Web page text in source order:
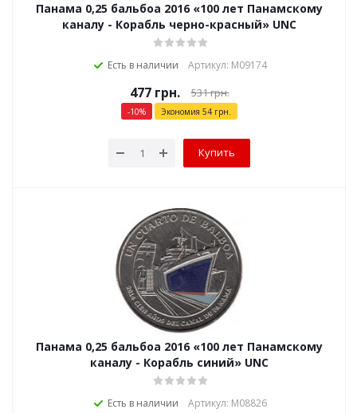
Панама 0,25 бальбоа 2016 «100 лет Панамскому
каналу - Корабль черно-красный» UNC
Есть в наличии Артикул: М09174
477грн. 531грн.
-10% Экономия 54 грн.
Купить
Панама 0,25 бальбоа 2016 «100 лет Панамскому
каналу - Корабль синий» UNC
Есть в наличии Артикул: М08826